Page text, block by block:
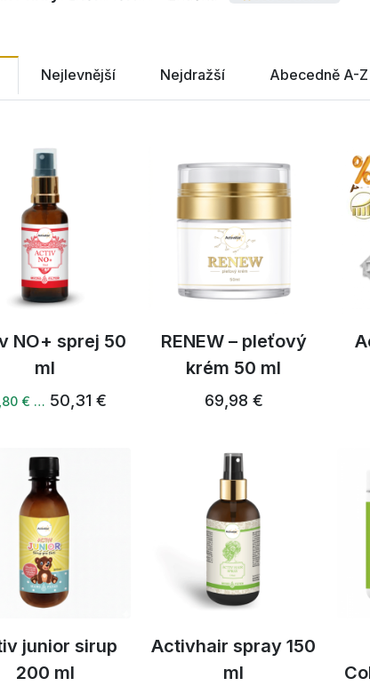
Nejlevnější Nejdražší Abecedně A-Z
NO+ sprej 50
ml
€ … 50,31 €
RENEW – pleťový
krém 50 ml
69,98 €
junior sirup
200 ml
Activhair spray 150
ml